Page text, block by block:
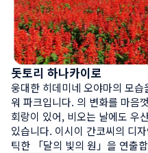
돗토리 하나카이로
웅대한 히데미네 오야마의 모
워 파크입니다. 의 변화를 마음
회랑이 있어, 비오는 날에도 우
있습니다. 이시이 간코씨의 디
틱한 「달의 빛의 원」을 연출